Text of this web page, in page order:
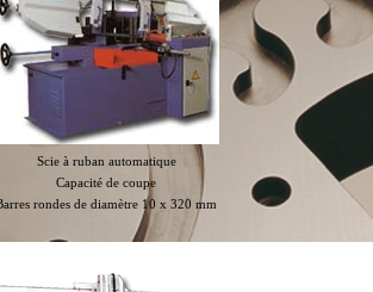
Scie à ruban automatique
Capacité de coupe
rondes de diamètre 10 x 320 mm